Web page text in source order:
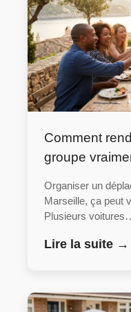
Comment
groupe
Organiser un
Marseille, ça peut
Plusieurs
Lire la suite →